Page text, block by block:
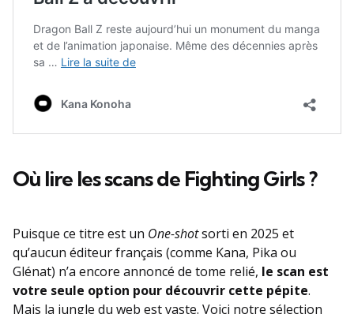
Où lire les scans de Fighting Girls ?
Puisque ce titre est un One-shotsorti en 2025 et
qu’aucun éditeur français (comme Kana, Pika ou
Glénat) n’a encore annoncé de tome relié, le scan est
votre seule option pour découvrir cette pépite.
Mais la jungle du web est vaste. Voici notre sélection